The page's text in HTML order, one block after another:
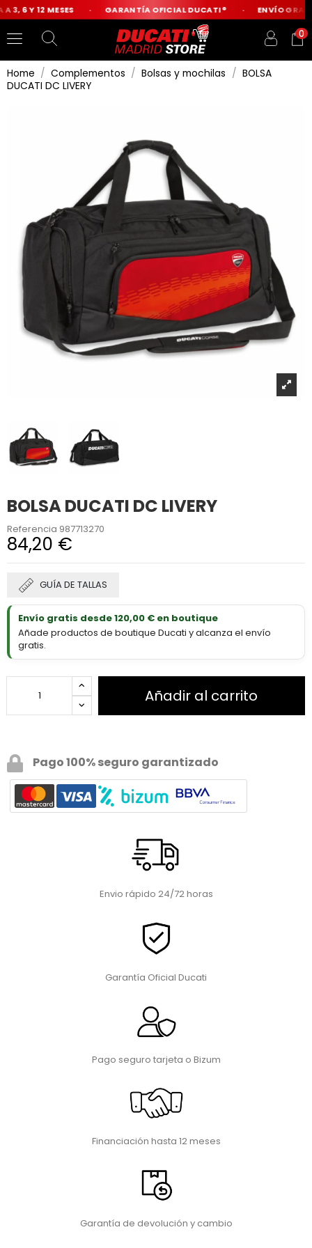
3, 6 Y 12 MESES GARANTÍA OFICIAL DUCATI® ENVÍO
0
Home Complementos Bolsas y mochilas
BOLSA
DUCATI DC LIVERY
BOLSA DUCATI DC LIVERY
Referencia 987713270
84,20 €
GUÍA DE TALLAS
Envío gratis desde 120,00 € en boutique
Añade productos de boutique Ducati y alcanza el envío
gratis.
Añadir al carrito
Pago 100% seguro garantizado
Envio rápido 24/72 horas
Garantía Oficial Ducati
Pago seguro tarjeta o Bizum
Financiación hasta 12 meses
Garantía de devolución y cambio